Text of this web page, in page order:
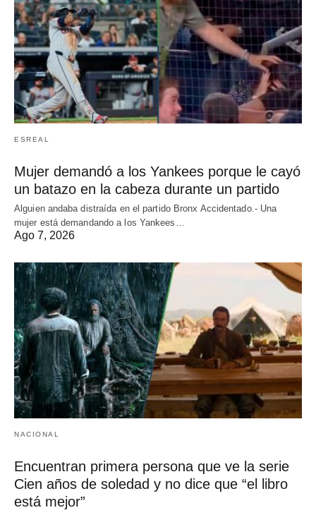
ESREAL
Mujer demandó a los Yankees porque le cayó
un batazo en la cabeza durante un partido
Alguien andaba distraída en el partido Bronx Accidentado.- Una
mujer está demandando a los Yankees…
Ago 7, 2026
NACIONAL
Encuentran primera persona que ve la serie
Cien años de soledad y no dice que “el libro
está mejor”